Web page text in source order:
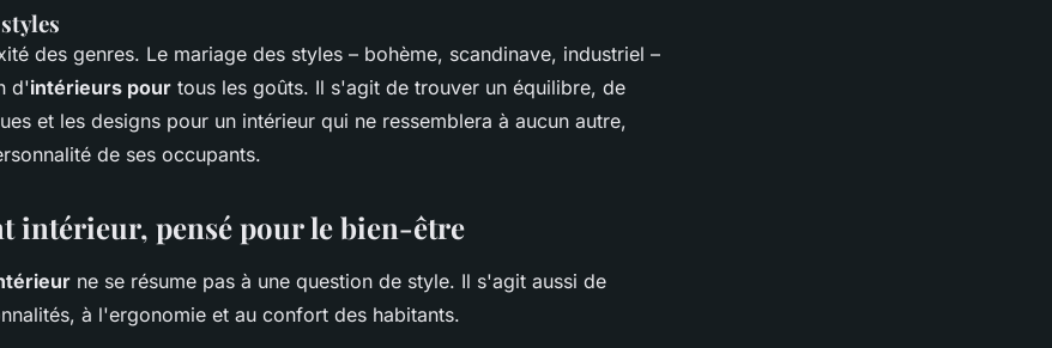
des genres. Le mariage des styles – bohème, scandinave, industriel –
d'intérieurs pour tous les goûts. Il s'agit de trouver un équilibre, de
et les designs pour un intérieur qui ne ressemblera à aucun autre,
de ses occupants.
intérieur, pensé pour le bien-être
ne se résume pas à une question de style. Il s'agit aussi de
à l'ergonomie et au confort des habitants.